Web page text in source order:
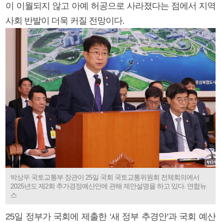
이 이월되지 않고 아예 허공으로 사라졌다는 점에서 지역
사회 반발이 더욱 커질 전망이다.
박상우 국토교통부 장관이 25일 국회 국토교통위원회 전체회의에서
2025년도 제2회 추가경정예산안에 관해 제안설명을 하고 있다. 연합뉴
스
25일 정부가 국회에 제출한 ‘새 정부 추경안’과 국회 예산